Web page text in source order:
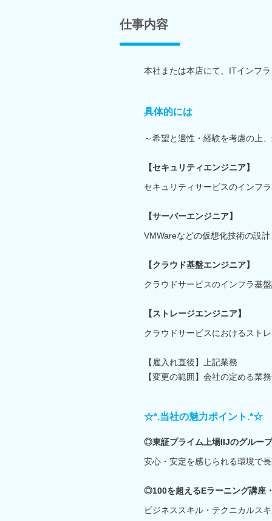
仕事内容
本社または本店にて、ITインフ
具体的には
～希望と適性・経験を考慮の上
【セキュリティエンジニア】
セキュリティサービスのインフ
【サーバーエンジニア】
VMWareなどの仮想化技術の設
【クラウド基盤エンジニア】
クラウドサービスのインフラ基
【ストレージエンジニア】
クラウドサービスにおけるスト
【雇入れ直後】上記業務
【変更の範囲】会社の定める業
☆*.当社の魅力ポイント.*☆
◎東証プライム上場IIJのグルー
安心・安定を感じられる環境で
◎100を超えるEラーニング講座
ビジネススキル・テクニカルス